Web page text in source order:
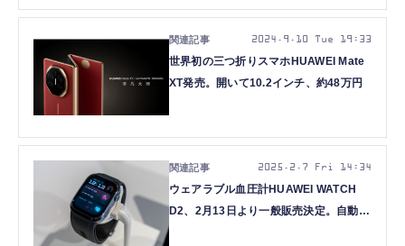
世界初の三つ折りスマホHUAWEI Mate
XT発売。開いて10.2インチ、約48万円
2024.9.10 Tue 19:33
ウェアラブル血圧計HUAWEI WATCH
D2、2月13日より一般販売決定。自動で
2025.2.7 Fri 14:34